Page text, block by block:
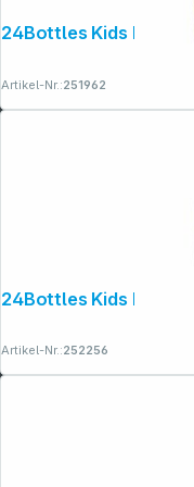
Artikel-Nr.:251962
Artikel-Nr.:252256